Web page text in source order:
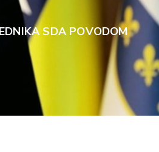
SDA POVODOM